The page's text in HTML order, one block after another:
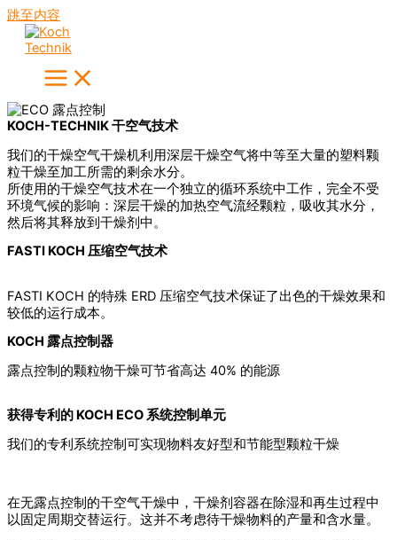
跳至内容
KOCH-TECHNIK 干空气技术
我们的干燥空气干燥机利用深层干燥空气将中等至大量的塑料颗
粒干燥至加工所需的剩余水分。
所使用的干燥空气技术在一个独立的循环系统中工作，完全不受
环境气候的影响：深层干燥的加热空气流经颗粒，吸收其水分，
然后将其释放到干燥剂中。
FASTI KOCH 压缩空气技术
FASTI KOCH 的特殊 ERD 压缩空气技术保证了出色的干燥效果和
较低的运行成本。
KOCH 露点控制器
露点控制的颗粒物干燥可节省高达 40% 的能源
获得专利的 KOCH ECO 系统控制单元
我们的专利系统控制可实现物料友好型和节能型颗粒干燥
在无露点控制的干空气干燥中，干燥剂容器在除湿和再生过程中
以固定周期交替运行。这并不考虑待干燥物料的产量和含水量。